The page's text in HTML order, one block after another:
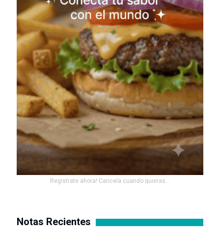
Registrate ahora! Cancela cuando quieras...
Notas Recientes